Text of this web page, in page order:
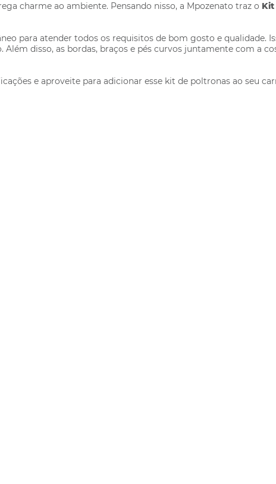
charme ao ambiente. Pensando nisso, a Mpozenato traz o Kit
para atender todos os requisitos de bom gosto e qualidade.
disso, as bordas, braços e pés curvos juntamente com a
e aproveite para adicionar esse kit de poltronas ao seu